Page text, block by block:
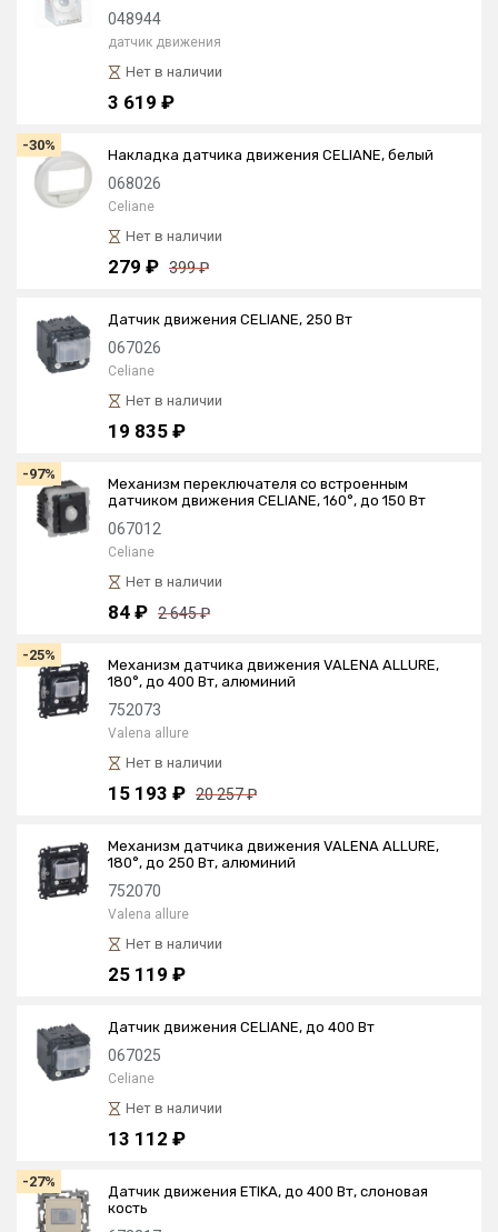
048944
датчик движения
Нет в наличии
3 619 ₽
-30%
Накладка датчика движения CELIANE, белый
068026
Celiane
Нет в наличии
279 ₽ 399 ₽
Датчик движения CELIANE, 250 Вт
067026
Celiane
Нет в наличии
19 835 ₽
-97%
Механизм переключателя со встроенным
датчиком движения CELIANE, 160°, до 150 Вт
067012
Celiane
Нет в наличии
84 ₽ 2 645 ₽
-25%
Механизм датчика движения VALENA ALLURE,
180°, до 400 Вт, алюминий
752073
Valena allure
Нет в наличии
15 193 ₽ 20 257 ₽
Механизм датчика движения VALENA ALLURE,
180°, до 250 Вт, алюминий
752070
Valena allure
Нет в наличии
25 119 ₽
Датчик движения CELIANE, до 400 Вт
067025
Celiane
Нет в наличии
13 112 ₽
-27%
Датчик движения ETIKA, до 400 Вт, слоновая
кость